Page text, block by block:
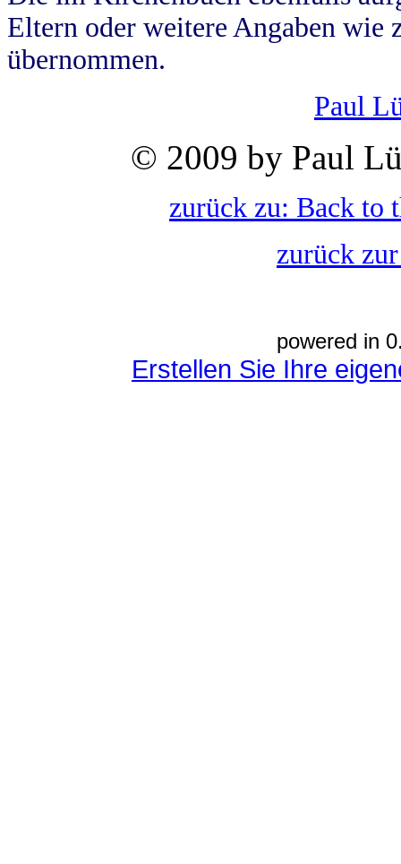
Eltern oder weitere Angaben wie
übernommen.
Paul
© 2009 by Paul
zurück zu: Back to
zurück
powered in
Erstellen Sie Ihre